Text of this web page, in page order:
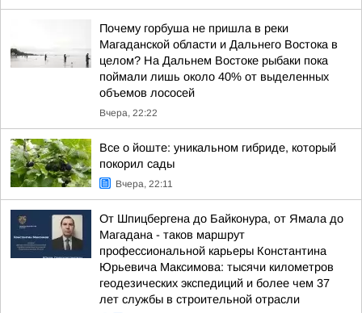
Почему горбуша не пришла в реки
Магаданской области и Дальнего Востока в
целом? На Дальнем Востоке рыбаки пока
поймали лишь около 40% от выделенных
объемов лососей
Вчера, 22:22
Все о йоште: уникальном гибриде, который
покорил сады
Вчера, 22:11
От Шпицбергена до Байконура, от Ямала до
Магадана - таков маршрут
профессиональной карьеры Константина
Юрьевича Максимова: тысячи километров
геодезических экспедиций и более чем 37
лет службы в строительной отрасли